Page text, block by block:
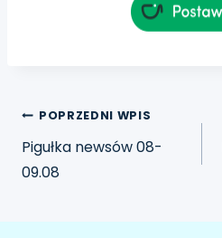
POPRZEDNI WPIS
Pigułka newsów 08-
09.08